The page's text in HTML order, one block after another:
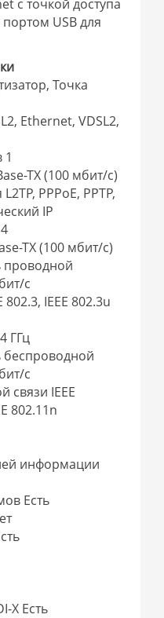
с точкой доступа
USB для
Точка
Ethernet, VDSL2,
1
TX (100 мбит/с)
PPPoE, PPTP,
IP
TX (100 мбит/с)
проводной
с
IEEE 802.3u
ГГц
беспроводной
с
связи IEEE
802.11n
информации
Есть
X Есть